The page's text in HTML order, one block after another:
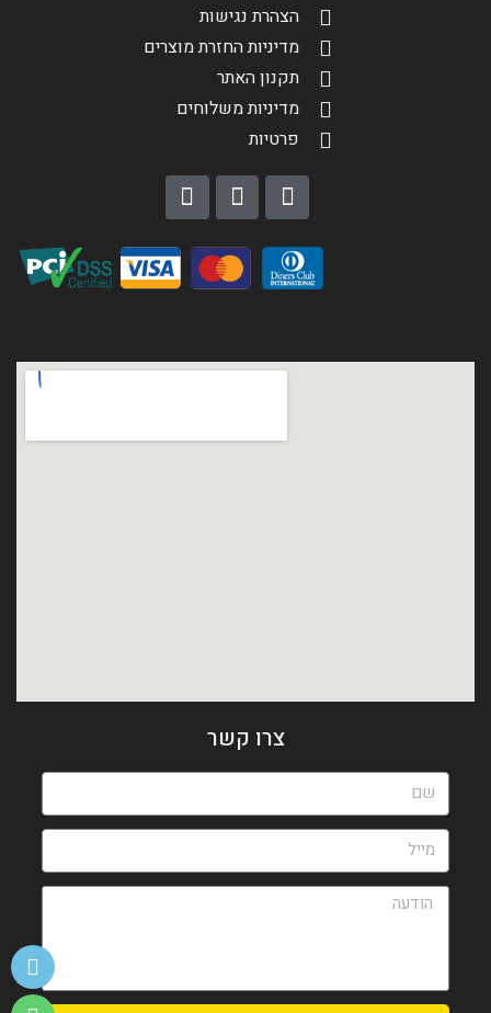
הצהרת נגישות
מדיניות החזרת מוצרים
תקנון האתר
מדיניות משלוחים
פרטיות
צרו קשר
הגדר סוג האופנוע שלך